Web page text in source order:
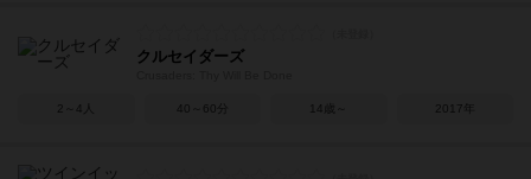
クルセイダーズ
2～4人 40～60分 14歳～ 2017年